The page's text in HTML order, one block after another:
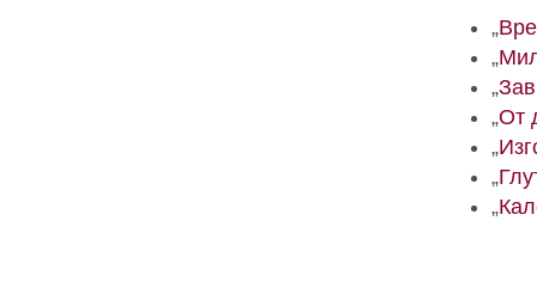
„
„
„
„От
„
„
„